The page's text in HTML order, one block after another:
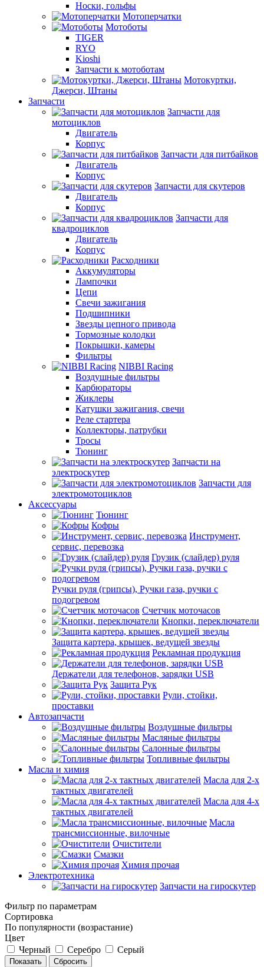
Носки, гольфы
Мотоперчатки
Мотоботы
TIGER
RYO
Kioshi
Запчасти к мотоботам
Мотокуртки,
Джерси, Штаны
Запчасти
Запчасти для
мотоциклов
Двигатель
Корпус
Запчасти для питбайков
Двигатель
Корпус
Запчасти для скутеров
Двигатель
Корпус
Запчасти для
квадроциклов
Двигатель
Корпус
Расходники
Аккумуляторы
Лампочки
Цепи
Свечи зажигания
Подшипники
Звезды цепного привода
Тормозные колодки
Покрышки, камеры
Фильтры
NIBBI Racing
Воздушные фильтры
Карбюраторы
Жиклеры
Катушки зажигания, свечи
Реле стартера
Коллекторы, патрубки
Тросы
Тюнинг
Запчасти на
электроскутер
Запчасти для
электромотоциклов
Аксессуары
Тюнинг
Кофры
Инструмент,
сервис, перевозка
Грузик (слайдер) руля
Ручки руля (грипсы), Ручки газа, ручки с
подогревом
Счетчик моточасов
Кнопки, переключатели
Защита картера, крышек, ведущей звезды
Рекламная продукция
Держатели для телефонов, зарядки USB
Защита Рук
Рули, стойки,
проставки
Автозапчасти
Воздушные фильтры
Масляные фильтры
Салонные фильтры
Топливные фильтры
Масла и химия
Масла для 2-х
тактных двигателей
Масла для 4-х
тактных двигателей
Масла
трансмиссионные, вилочные
Очистители
Смазки
Химия прочая
Электротехника
Запчасти на гироскутер
Фильтр по параметрам
Сортировка
По популярности (возрастание)
Цвет
Черный
Серебро Серый
Сбросить